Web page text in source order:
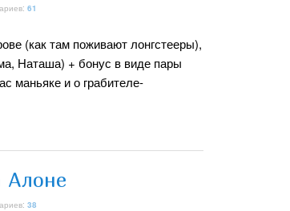
61
(как там поживают лонгстееры),
Наташа) + бонус в виде пары
маньяке и о грабителе-
Алоне
38